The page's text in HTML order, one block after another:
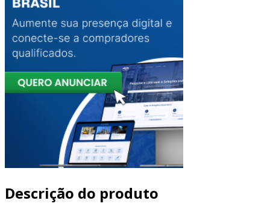
Descrição do produto